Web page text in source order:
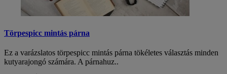
Törpespicc mintás párna
Ez a varázslatos törpespicc mintás párna tökéletes választás minden
kutyarajongó számára. A párnahuz..